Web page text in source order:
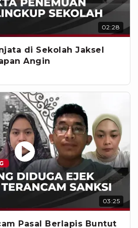
02:28
di Sekolah Jaksel
Angin
03:25
Pasal Berlapis Buntut